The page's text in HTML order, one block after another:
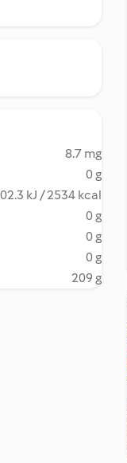
8.7 mg
0 g
kJ / 2534 kcal
0 g
0 g
0 g
209 g